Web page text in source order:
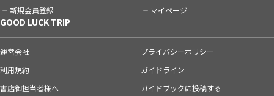
新規会員登録 マイページ
GOOD LUCK TRIP
運営会社
プライバシーポリシー
利用規約
ガイドライン
書店御担当者様へ
ガイドブックに投稿する